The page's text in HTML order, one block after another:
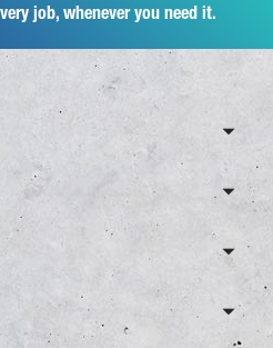
job, whenever you need it.